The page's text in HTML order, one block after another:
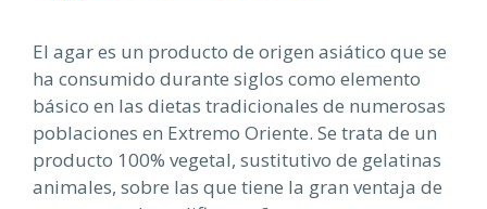
El agar es un producto de origen asiático que se
ha consumido durante siglos como elemento
básico en las dietas tradicionales de numerosas
poblaciones en Extremo Oriente. Se trata de un
producto 100% vegetal, sustitutivo de gelatinas
animales, sobre las que tiene la gran ventaja de